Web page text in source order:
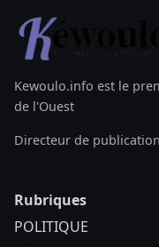
Kewoulo.info est le
de l'Ouest
Directeur de
Rubriques
POLITIQUE